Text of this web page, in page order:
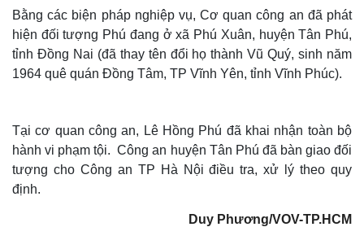
Bằng các biện pháp nghiệp vụ, Cơ quan công an đã phát
hiện đối tượng Phú đang ở xã Phú Xuân, huyện Tân Phú,
tỉnh Đồng Nai (đã thay tên đổi họ thành Vũ Quý, sinh năm
1964 quê quán Đồng Tâm, TP Vĩnh Yên, tỉnh Vĩnh Phúc).
Tại cơ quan công an, Lê Hồng Phú đã khai nhận toàn bộ
hành vi phạm tội. Công an huyện Tân Phú đã bàn giao đối
tượng cho Công an TP Hà Nội điều tra, xử lý theo quy
định.
Duy Phương/VOV-TP.HCM